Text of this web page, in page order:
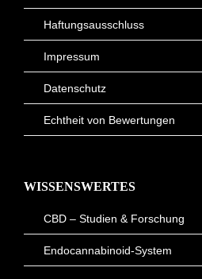
Haftungsausschluss
Impressum
Datenschutz
Echtheit von Bewertungen
WISSENSWERTES
CBD – Studien & Forschung
Endocannabinoid-System